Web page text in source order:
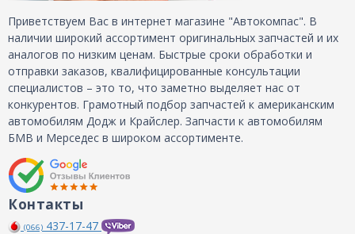
Приветствуем Вас в интернет магазине "Автокомпас". В
наличии широкий ассортимент оригинальных запчастей и их
аналогов по низким ценам. Быстрые сроки обработки и
отправки заказов, квалифицированные консультации
специалистов – это то, что заметно выделяет нас от
конкурентов. Грамотный подбор запчастей к американским
автомобилям Додж и Крайслер. Запчасти к автомобилям
БМВ и Мерседес в широком ассортименте.
Контакты
(066) 437-17-47